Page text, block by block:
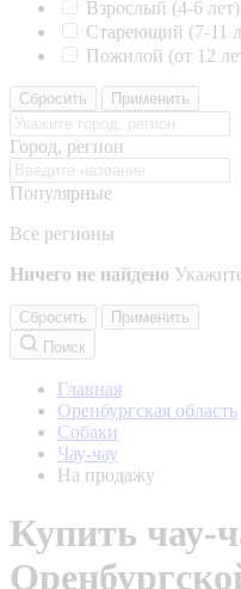
Взрослый (4-6 лет)
Стареющий (7-11
Пожилой (от 12
Сбросить Применить
Город, регион
Популярные
Все регионы
Ничего не найдено
Сбросить
Применить
Поиск
Главная
Оренбургская область
Собаки
Чау-чау
На продажу
Купить чау-